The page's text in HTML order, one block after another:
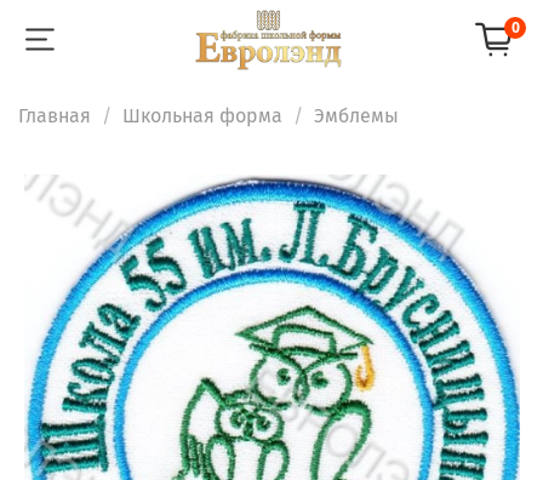
0
Главная Школьная форма Эмблемы